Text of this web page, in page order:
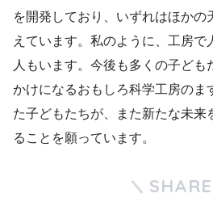
を開発しており、いずれはほかの
えています。私のように、工房で
人もいます。今後も多くの子ども
かけになるおもしろ科学工房のま
た子どもたちが、また新たな未来
ることを願っています。
SHARE